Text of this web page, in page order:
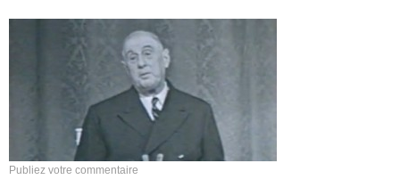
Publiez votre commentaire